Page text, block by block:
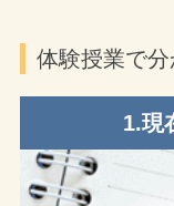
体験授業で
1.現